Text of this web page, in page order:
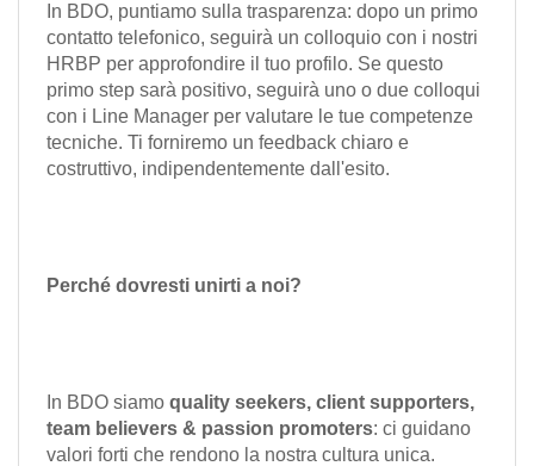
In BDO, puntiamo sulla trasparenza: dopo un primo
contatto telefonico, seguirà un colloquio con i nostri
HRBP per approfondire il tuo profilo. Se questo
primo step sarà positivo, seguirà uno o due colloqui
con i Line Manager per valutare le tue competenze
tecniche. Ti forniremo un feedback chiaro e
costruttivo, indipendentemente dall'esito.
Perché dovresti unirti a noi?
In BDO siamo quality seekers, client supporters,
team believers & passion promoters: ci guidano
valori forti che rendono la nostra cultura unica.